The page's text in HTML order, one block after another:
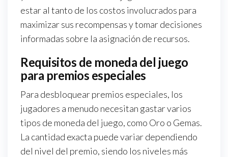
estar al tanto de los costos involucrados para
maximizar sus recompensas y tomar decisiones
informadas sobre la asignación de recursos.
Requisitos de moneda del juego
para premios especiales
Para desbloquear premios especiales, los
jugadores a menudo necesitan gastar varios
tipos de moneda del juego, como Oro o Gemas.
La cantidad exacta puede variar dependiendo
del nivel del premio, siendo los niveles más